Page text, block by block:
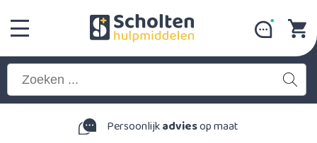
Persoonlijkadviesop maat